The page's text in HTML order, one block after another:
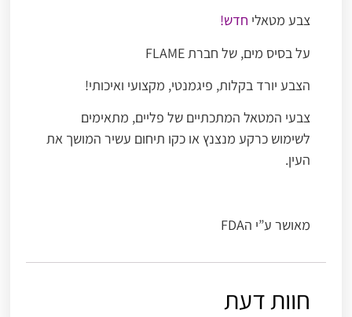
צבע מטאלי חדש!
על בסיס מים, של חברת FLAME
הצבע יורד בקלות, פיגמנטי, מקצועי ואיכותי!
צבעי המטאל המתכתיים של פליים, מתאימים
לשימוש כרקע מנצנץ או כקו תיחום עשיר המושך את
העין.
מאושר ע”י הFDA
חוות דעת